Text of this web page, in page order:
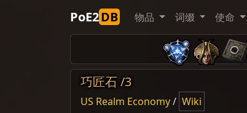
PoE2DB 物品 词缀 使命
巧匠石 /3
US Realm Economy/ Wiki